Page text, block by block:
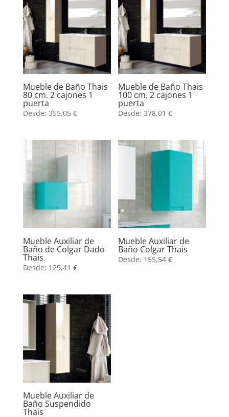
Mueble de Baño Thais
80 cm. 2 cajones 1
puerta
Desde: 355,05 €
Mueble de Baño Thais
100 cm. 2 cajones 1
puerta
Desde:378,01€
Mueble Auxiliar de
Baño de Colgar Dado
Thais
Desde: 129,41 €
Mueble Auxiliar de
Baño Colgar Thais
Desde: 155,54€
Mueble Auxiliar de
Baño Suspendido
Thais